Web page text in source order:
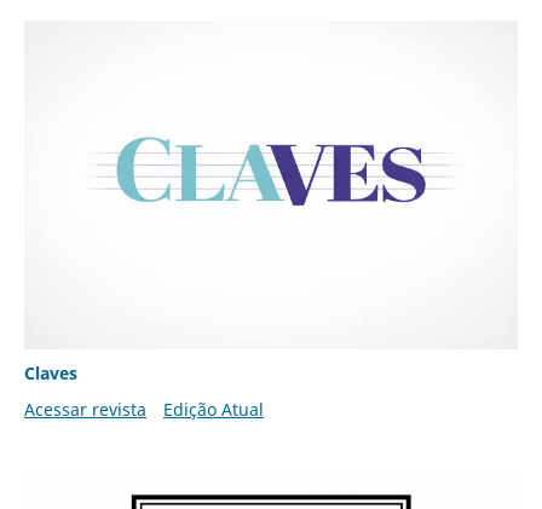
Claves
Acessar revista
Edição Atual